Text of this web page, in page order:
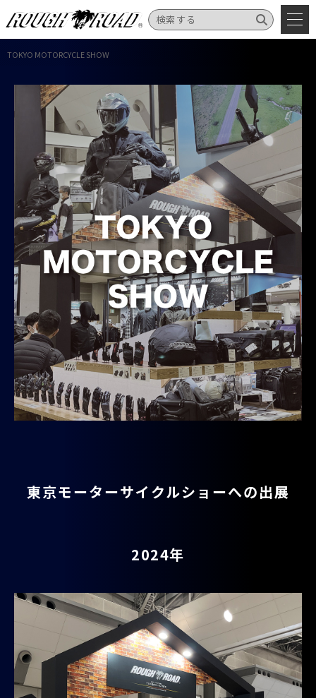
TOKYO MOTORCYCLE SHOW
東京モーターサイクルショーへの出展
2024年